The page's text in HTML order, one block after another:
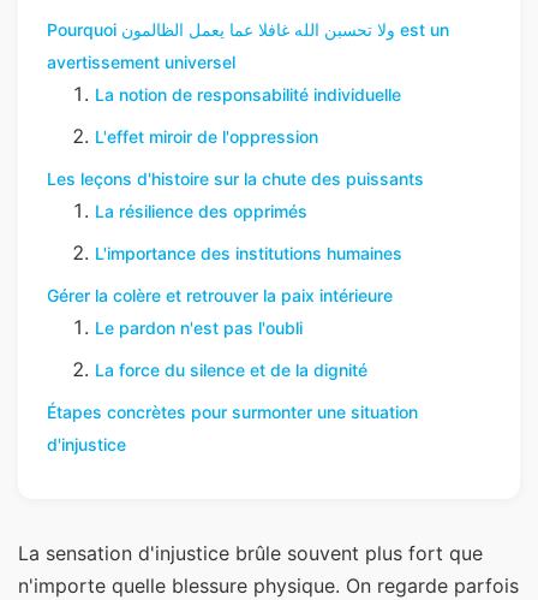
Pourquoi ولا تحسبن الله غافلا عما يعمل الظالمون est un
avertissement universel
La notion de responsabilité individuelle
L'effet miroir de l'oppression
Les leçons d'histoire sur la chute des puissants
La résilience des opprimés
L'importance des institutions humaines
Gérer la colère et retrouver la paix intérieure
Le pardon n'est pas l'oubli
La force du silence et de la dignité
Étapes concrètes pour surmonter une situation
d'injustice
La sensation d'injustice brûle souvent plus fort que
n'importe quelle blessure physique. On regarde parfois